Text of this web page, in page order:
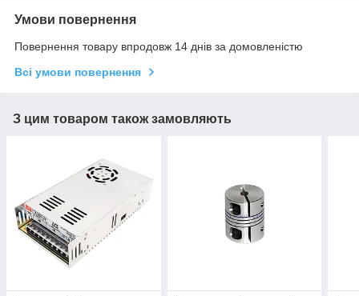
Умови повернення
Повернення товару впродовж 14 днів за домовленістю
Всі умови повернення
З цим товаром також замовляють